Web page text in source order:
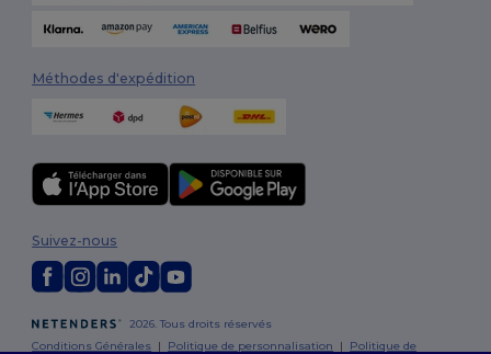
Méthodes d'expédition
2026. Tous droits réservés
Conditions Générales | Politique de personnalisation | Politique de
Suivez-nous